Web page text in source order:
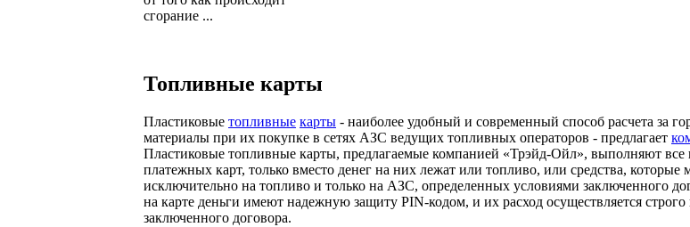
сгорание ...
Топливные карты
Пластиковые топливные карты - наиболее удобный и современный способ расчета за
материалы при их покупке в сетях АЗС ведущих топливных операторов - предлагает
Пластиковые топливные карты, предлагаемые компанией «Трэйд-Ойл», выполняют
платежных карт, только вместо денег на них лежат или топливо, или средства, которые
исключительно на топливо и только на АЗС, определенных условиями заключенного
на карте деньги имеют надежную защиту PIN-кодом, и их расход осуществляется
заключенного договора.